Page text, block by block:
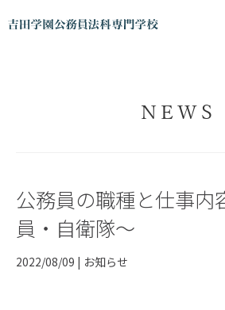
NEWS
公務員の職種と仕事内
員・自衛隊～
2022/08/09 | お知らせ